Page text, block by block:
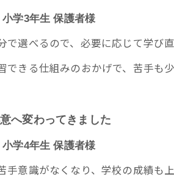
学3年生 保護者様
で選べるので、必要に応じて学び
できる仕組みのおかげで、苦手も
へ変わってきました
学4年生 保護者様
手意識がなくなり、学校の成績も